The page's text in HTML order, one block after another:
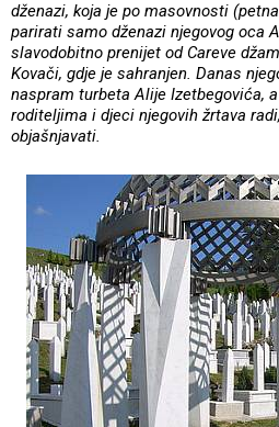
dženazi, koja je po masovnosti
parirati samo dženazi njegovog oca
slavodobitno prenijet od Careve
Kovači, gdje je sahranjen. Danas
naspram turbeta Alije Izetbegovića,
roditeljima i djeci njegovih žrtava
objašnjavati.